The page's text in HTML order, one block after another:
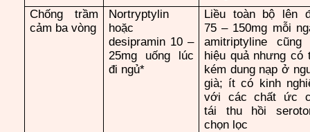
Chống trầm
cảm ba vòng
Nortryptylin
hoặc
desipramin 10 –
25mg uống lúc
đi ngủ*
Liều toàn bộ lên
75 – 150mg mỗi
amitriptyline cũng
hiệu quả nhưng có
kém dung nạp ở
già; ít có kinh
với các chất ức
tái thu hồi
chọn lọc